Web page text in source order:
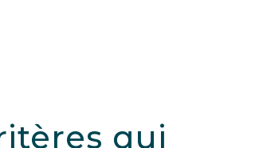
qui